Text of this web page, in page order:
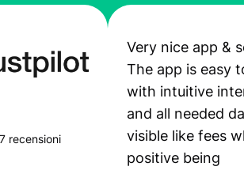
recensioni
Very nice app &
The app is easy
with intuitive
and all needed
visible like fees
positive being